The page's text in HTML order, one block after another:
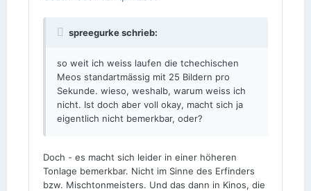
spreegurke schrieb:
so weit ich weiss laufen die tchechischen
Meos standartmässig mit 25 Bildern pro
Sekunde. wieso, weshalb, warum weiss ich
nicht. Ist doch aber voll okay, macht sich ja
eigentlich nicht bemerkbar, oder?
Doch - es macht sich leider in einer höheren
Tonlage bemerkbar. Nicht im Sinne des Erfinders
bzw. Mischtonmeisters. Und das dann in Kinos, die